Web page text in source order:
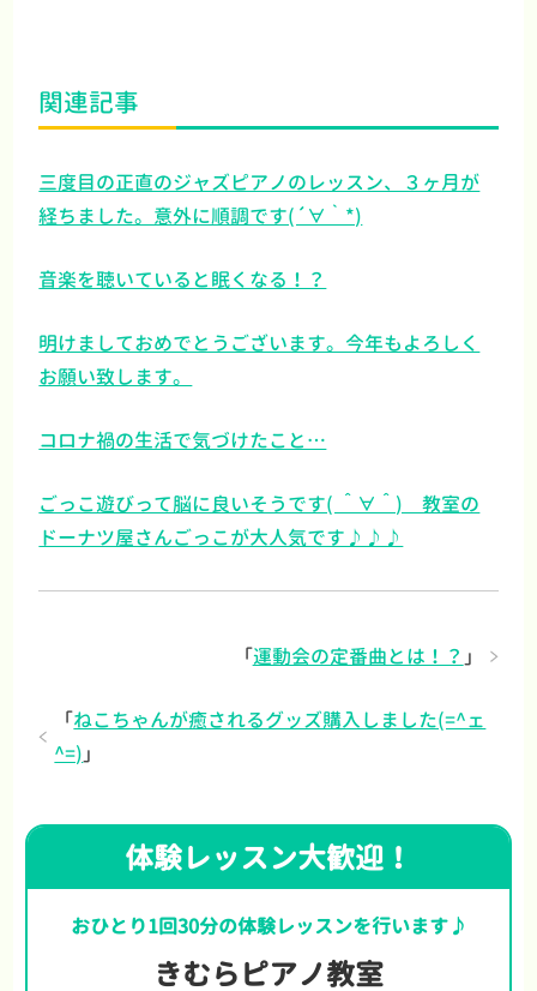
関連記事
三度目の正直のジャズピアノのレッスン、３ヶ月が
経ちました。意外に順調です(´∀｀*)
音楽を聴いていると眠くなる！？
明けましておめでとうございます。今年もよろしく
お願い致します。
コロナ禍の生活で気づけたこと…
ごっこ遊びって脳に良いそうです( ＾∀＾) 教室の
ドーナツ屋さんごっこが大人気です♪♪♪
「運動会の定番曲とは！？ 」
「ねこちゃんが癒されるグッズ購入しました(=^ェ
^=) 」
体験レッスン大歓迎！
おひとり1回30分の体験レッスンを行います♪
きむらピアノ教室